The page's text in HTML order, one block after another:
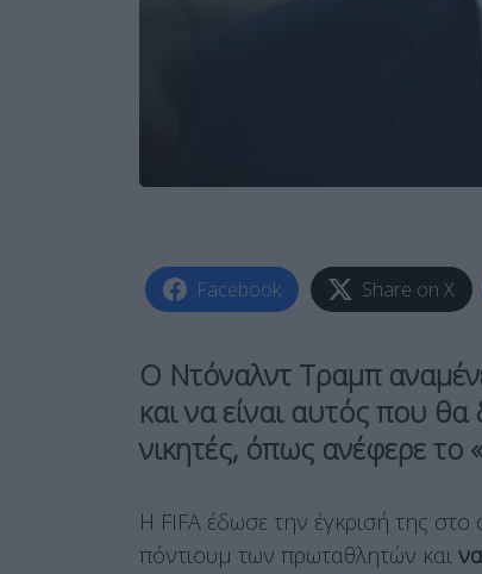
Facebook Share on X
Ο Ντόναλντ Τραμπ
και να είναι αυτός που
νικητές, όπως ανέφερε το
Η FIFA έδωσε την έγκρισή της
πόντιουμ των πρωταθλητών και